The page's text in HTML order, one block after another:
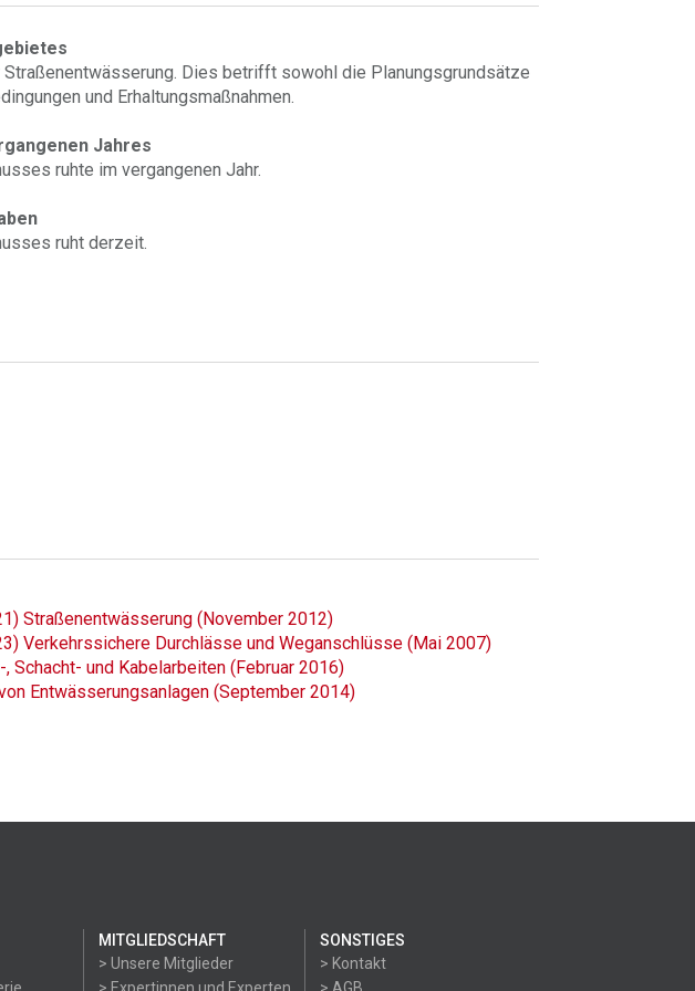
Straßenentwässerung. Dies betrifft sowohl die Planungsgrundsätze
und Erhaltungsmaßnahmen.
Jahres
ruhte im vergangenen Jahr.
ruht derzeit.
Straßenentwässerung (November 2012)
Verkehrssichere Durchlässe und Weganschlüsse (Mai 2007)
Schacht- und Kabelarbeiten (Februar 2016)
Entwässerungsanlagen (September 2014)
MITGLIEDSCHAFT
> Unsere Mitglieder
SONSTIGES
> Kontakt